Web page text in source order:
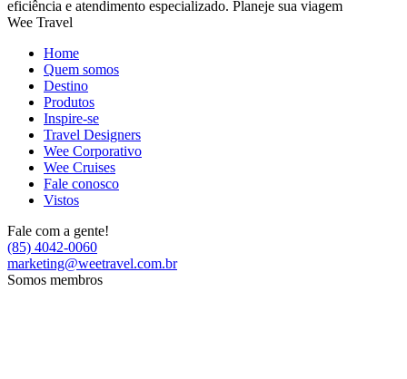
eficiência e atendimento especializado. Planeje sua viagem
Wee Travel
Home
Quem somos
Destino
Produtos
Inspire-se
Travel Designers
Wee Corporativo
Wee Cruises
Fale conosco
Vistos
Fale com a gente!
(85) 4042-0060
marketing@weetravel.com.br
Somos membros